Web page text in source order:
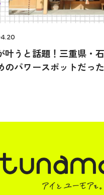
叶うと話題！三重県・
のパワースポットだった